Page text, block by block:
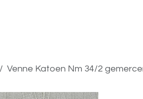
Venne Katoen Nm 34/2